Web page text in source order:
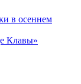
в осеннем
Клавы»